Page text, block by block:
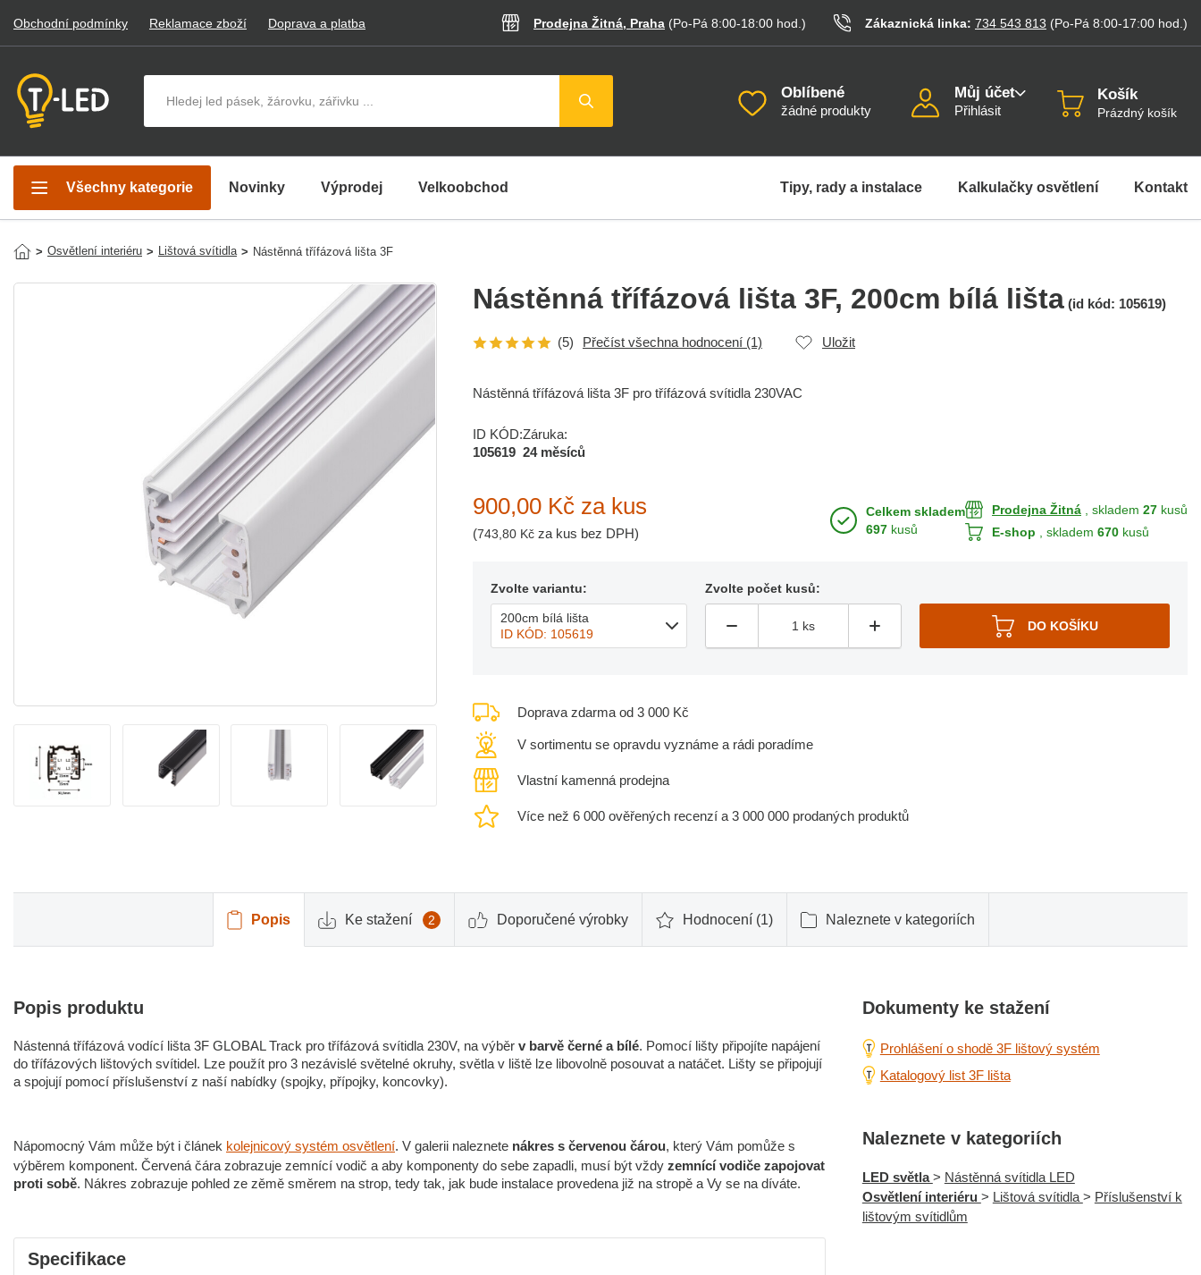
Obchodní podmínky Reklamace zboží Doprava a platba Prodejna Žitná, Praha (Po-Pá 8:00-18:00 hod. ) Zákaznická linka: 734 543 813 (Po-Pá 8:00-17:00 hod. )
Oblíbené
žádné produkty
Můj účet
Přihlásit
Košík
Prázdný košík
Všechny kategorie Novinky Výprodej Velkoobchod Tipy, rady a instalace Kalkulačky osvětlení Kontakt
> Osvětlení interiéru > Lištová svítidla > Nástěnná třífázová lišta 3F
Nástěnná třífázová lišta 3F, 200cm bílá lišta (id kód: 105619)
(5) Přečíst všechna hodnocení (1) Uložit
Nástěnná třífázová lišta 3F pro třífázová svítidla 230VAC
ID KÓD:
105619
Záruka:
24 měsíců
900,00 Kč za kus
(743,80 Kč za kus bez DPH)
Celkem skladem
697 kusů
Prodejna Žitná , skladem 27 kusů
E-shop
, skladem 670 kusů
Zvolte variantu:
200cm bílá lišta
ID KÓD: 105619
Zvolte počet kusů:
Doprava zdarma od 3 000 Kč
V sortimentu se opravdu vyznáme a rádi poradíme
Vlastní kamenná prodejna
Více než 6 000 ověřených recenzí a 3 000 000 prodaných produktů
Popis Ke stažení 2 Doporučené výrobky Hodnocení (1) Naleznete v kategoriích
Popis produktu
Nástenná třífázová vodící lišta 3F GLOBAL Track pro třífázová svítidla 230V, na výběr v barvě černé a bílé. Pomocí lišty připojíte napájení
do třífázových lištových svítidel. Lze použít pro 3 nezávislé světelné okruhy, světla v liště lze libovolně posouvat a natáčet. Lišty se připojují
a spojují pomocí příslušenství z naší nabídky (spojky, přípojky, koncovky).
Nápomocný Vám může být i článek kolejnicový systém osvětlení. V galerii naleznete nákres s červenou čárou, který Vám pomůže s
výběrem komponent. Červená čára zobrazuje zemnící vodič a aby komponenty do sebe zapadli, musí být vždy zemnící vodiče zapojovat
proti sobě. Nákres zobrazuje pohled ze zěmě směrem na strop, tedy tak, jak bude instalace provedena již na stropě a Vy se na díváte.
Specifikace
Dokumenty ke stažení
Prohlášení o shodě 3F lištový systém
Katalogový list 3F lišta
Naleznete v kategoriích
LED světla> Nástěnná svítidla LED
Osvětlení interiéru > Lištová svítidla > Příslušenství k
lištovým svítidlům